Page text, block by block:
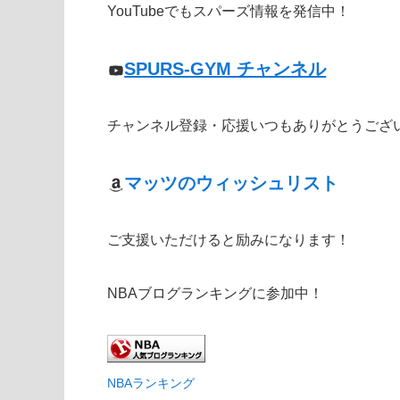
YouTubeでもスパーズ情報を発信中！
SPURS-GYM チャンネル
チャンネル登録・応援いつもありがとうござ
マッツのウィッシュリスト
ご支援いただけると励みになります！
NBAブログランキングに参加中！
NBAランキング